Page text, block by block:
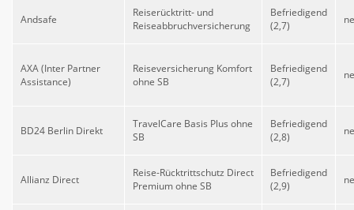
Andsafe
Reiserücktritt- und
Reiseabbruchversicherung
Befriedigend
(2,7)
AXA (Inter Partner
Assistance)
Reiseversicherung Komfort
ohne SB
Befriedigend
(2,7)
BD24 Berlin Direkt
TravelCare Basis Plus ohne
SB
Befriedigend
(2,8)
Allianz Direct
Reise-Rücktrittschutz Direct
Premium ohne SB
Befriedigend
(2,9)